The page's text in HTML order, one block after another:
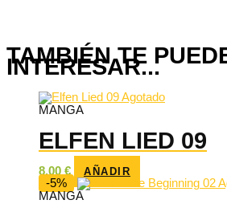
TAMBIÉN TE
INTERESAR...
Agotado
MANGA
ELFEN LIED 09
8,00€ AÑADIR
-5%
MANGA